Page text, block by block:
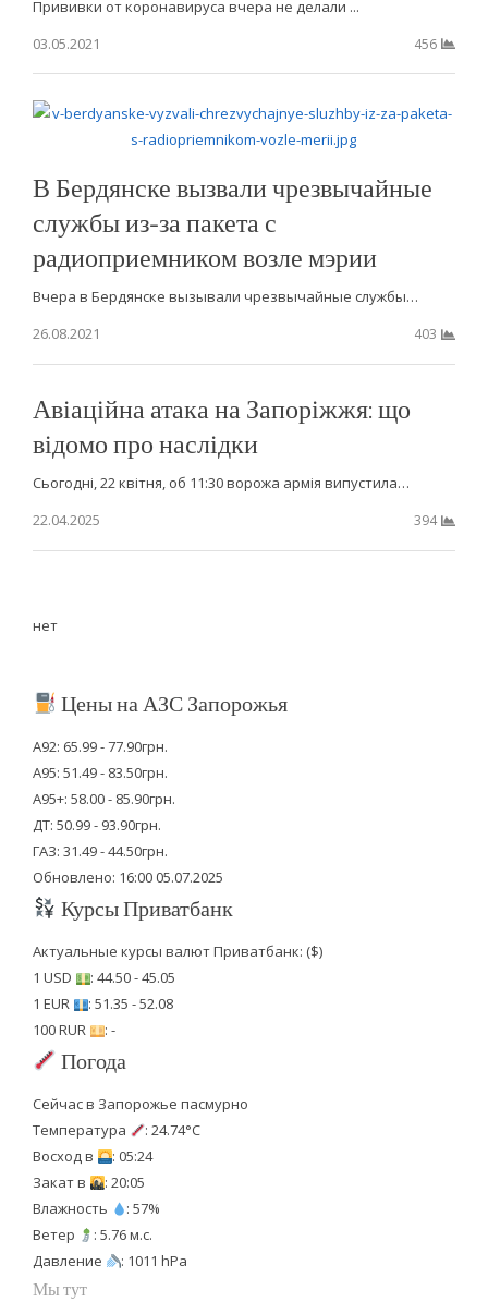
Прививки от коронавируса вчера не делали ...
03.05.2021
456
В Бердянске вызвали чрезвычайные
службы из-за пакета с
радиоприемником возле мэрии
Вчера в Бердянске вызывали чрезвычайные службы…
26.08.2021
403
Авіаційна атака на Запоріжжя: що
відомо про наслідки
Сьогодні, 22 квітня, об 11:30 ворожа армія випустила…
22.04.2025
394
нет
Цены на АЗС Запорожья
А92: 65.99 - 77.90грн.
А95: 51.49 - 83.50грн.
А95+: 58.00 - 85.90грн.
ДТ: 50.99 - 93.90грн.
ГАЗ: 31.49 - 44.50грн.
Обновлено: 16:00 05.07.2025
Курсы Приватбанк
Актуальные курсы валют Приватбанк: ($)
1 USD
: 44.50 - 45.05
1 EUR
: 51.35 - 52.08
100 RUR
: -
Погода
Сейчас в Запорожье пасмурно
Температура
: 24.74°C
Восход в
: 05:24
Закат в
: 20:05
Влажность
: 57%
Ветер
: 5.76 м.с.
Давление
: 1011 hPa
Мы тут